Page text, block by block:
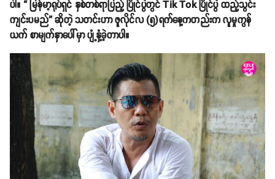
ပါ။ “ မြန်မာ့ရုပ်ရှင် နှစ်တစ်ရာပြည့် ပြိုင်ပွဲတွင် Tik Tok ပြိုင်ပွဲ ထည့်သွင်း
ကျင်းပမည်” ဆိုတဲ့ သတင်းဟာ ဇူလိုင်လ (၅)ရက်နေ့ကတည်းက လူမှုကွန်
ယက် စာမျက်နှာပေါ်မှာ ပျံ့နှံ့ခဲ့တာပါ။